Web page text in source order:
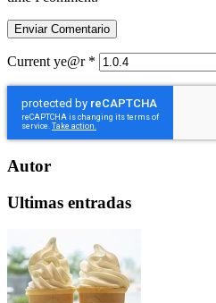
Current ye@r *
Autor
Ultimas entradas